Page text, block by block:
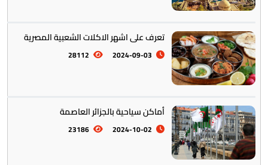
تخطيط الرحلات والتنقل
تعرف على اشهر الاكلات الشعبية المصرية
2024-09-03
28112
أماكن سياحية بالجزائر العاصمة
2024-10-02
23186